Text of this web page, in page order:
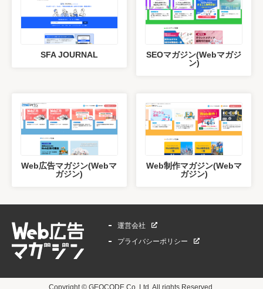
SFA JOURNAL
SEOマガジン(Webマガジ
ン)
Web広告マガジン(Webマ
ガジン)
Web制作マガジン(Webマ
ガジン)
運営会社
プライバシーポリシー